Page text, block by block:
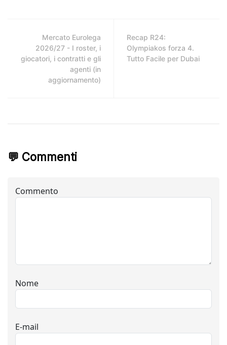
Mercato Eurolega
2026/27 - I roster, i
giocatori, i contratti e gli
agenti (in
aggiornamento)
Recap R24:
Olympiakos forza 4.
Tutto Facile per Dubai
💬 Commenti